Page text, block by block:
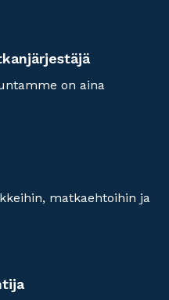
on aina
matkaehtoihin ja